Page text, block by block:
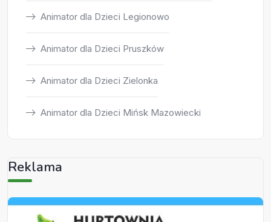
Animator dla Dzieci Legionowo
Animator dla Dzieci Pruszków
Animator dla Dzieci Zielonka
Animator dla Dzieci Mińsk Mazowiecki
Reklama